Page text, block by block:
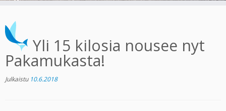
content
Yli 15 kilosia nousee nyt
Pakamukasta!
Julkaistu 10.6.2018